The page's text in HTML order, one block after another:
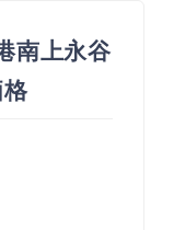
南上永谷
格